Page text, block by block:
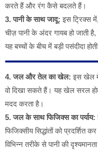
करते हैं और रंग कैसे बदलते हैं।
3. पानी के साथ जादू:इस ट्रिक्स
चीज़ पानी के अंदर गायब हो जाती
यह बच्चों के बीच में बड़ी पसंदीदा
4. जल और तेल का खेल: इस खेल
वो दिखा सकते हैं। यह खेल सरल
मदद करता है।
5. जल के साथ फिजिक्स का पर्याय:
फिजिक्सीय सिद्धांतों को
विभिन्न तरीके से पानी की